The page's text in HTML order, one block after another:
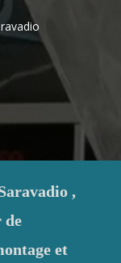
,
de
et